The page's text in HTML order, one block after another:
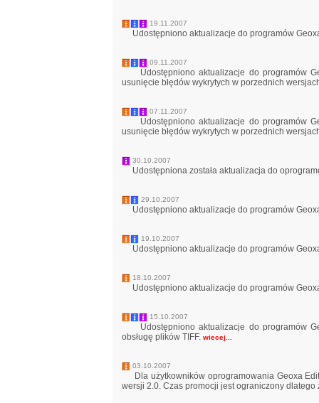
19.11.2007
Udostępniono aktualizacje do programów
09.11.2007
Udostępniono aktualizacje do programów
usunięcie błędów wykrytych w porzednich
07.11.2007
Udostępniono aktualizacje do programów
usunięcie błędów wykrytych w porzednich
30.10.2007
Udostępniona została aktualizacja do
29.10.2007
Udostępniono aktualizacje do programów
19.10.2007
Udostępniono aktualizacje do programów
18.10.2007
Udostępniono aktualizacje do programów
15.10.2007
Udostępniono aktualizacje do programów
obsługę plików TIFF. wiecej...
03.10.2007
Dla użytkowników oprogramowania Geoxa
wersji 2.0. Czas promocji jest ograniczony